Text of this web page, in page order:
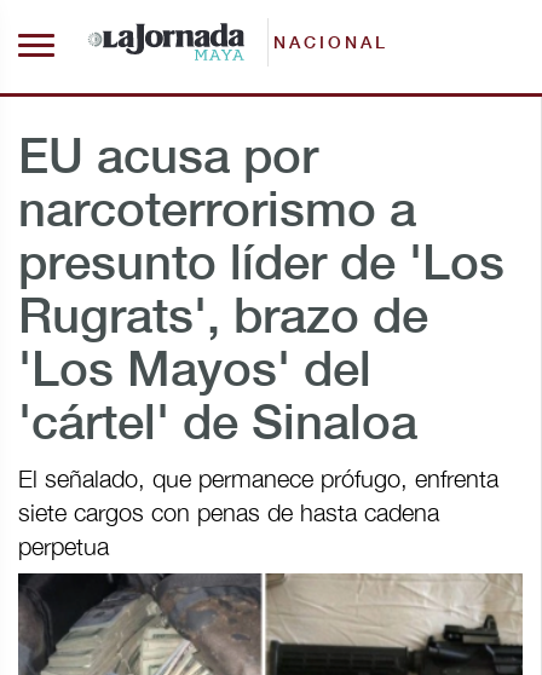
NACIONAL
EU acusa por
narcoterrorismo a
presunto líder de 'Los
Rugrats', brazo de
'Los Mayos' del
'cártel' de Sinaloa
El señalado, que permanece prófugo, enfrenta
siete cargos con penas de hasta cadena
perpetua